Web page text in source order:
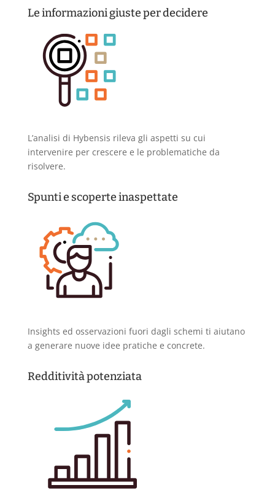
Le informazioni giuste per decidere
L’analisi di Hybensis rileva gli aspetti su cui
intervenire per crescere e le problematiche da
risolvere.
Spunti e scoperte inaspettate
Insights ed osservazioni fuori dagli schemi ti aiutano
a generare nuove idee pratiche e concrete.
Redditività potenziata